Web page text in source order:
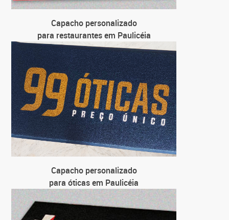
Capacho personalizado
para restaurantes em Paulicéia
Capacho personalizado
para óticas em Paulicéia